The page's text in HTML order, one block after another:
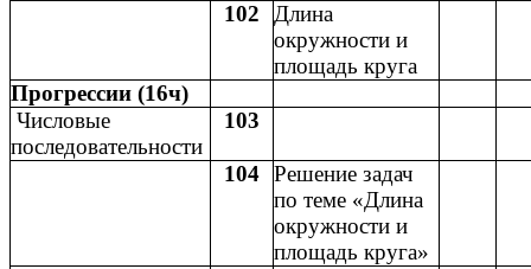
102
Длина
окружности и
площадь круга
Прогрессии (16ч)
Числовые
последовательности
103
104 Решение задач
по теме «Длина
окружности и
площадь круга»